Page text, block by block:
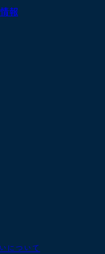
報
について